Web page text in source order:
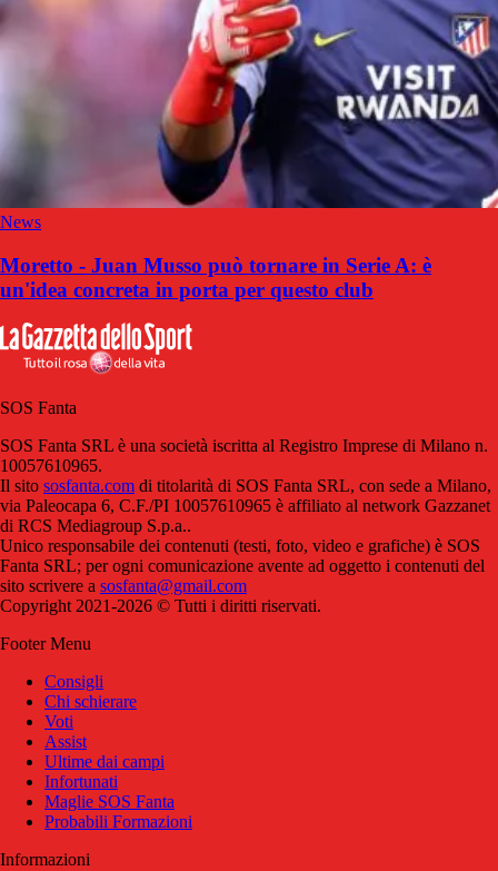
News
Moretto - Juan Musso può tornare in Serie A: è
un'idea concreta in porta per questo club
SOS Fanta
SOS Fanta SRL è una società iscritta al Registro Imprese di Milano n.
10057610965.
Il sito sosfanta.com di titolarità di SOS Fanta SRL, con sede a Milano,
via Paleocapa 6, C.F./PI 10057610965 è affiliato al network Gazzanet
di RCS Mediagroup S.p.a..
Unico responsabile dei contenuti (testi, foto, video e grafiche) è SOS
Fanta SRL; per ogni comunicazione avente ad oggetto i contenuti del
sito scrivere a sosfanta@gmail.com
Copyright 2021-2026 © Tutti i diritti riservati.
Footer Menu
Consigli
Chi schierare
Voti
Assist
Ultime dai campi
Infortunati
Maglie SOS Fanta
Probabili Formazioni
Informazioni